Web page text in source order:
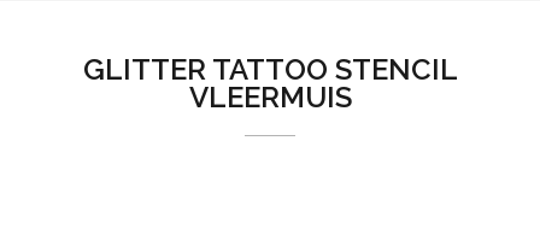
GLITTER TATTOO STENCIL
VLEERMUIS